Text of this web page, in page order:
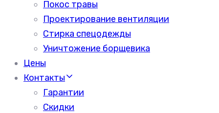
Покос травы
Проектирование вентиляции
Стирка спецодежды
Уничтожение борщевика
Цены
Контакты
Гарантии
Скидки